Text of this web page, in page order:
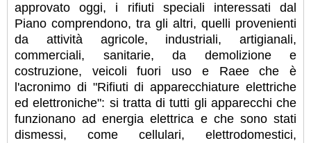
approvato oggi, i rifiuti speciali interessati dal
Piano comprendono, tra gli altri, quelli provenienti
da attività agricole, industriali, artigianali,
commerciali, sanitarie, da demolizione e
costruzione, veicoli fuori uso e Raee che è
l'acronimo di "Rifiuti di apparecchiature elettriche
ed elettroniche": si tratta di tutti gli apparecchi che
funzionano ad energia elettrica e che sono stati
dismessi, come cellulari, elettrodomestici,